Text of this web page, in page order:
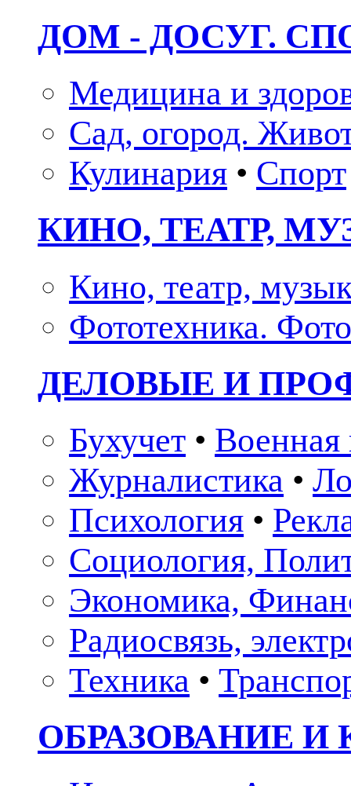
ДОМ - ДОСУГ.
Медицина и
Сад, огород.
Кулинария • Спорт
КИНО, ТЕАТР,
Кино, театр,
Фототехника.
ДЕЛОВЫЕ И
Бухучет • Военная
Журналистика •
Психология •
Социология,
Экономика,
Радиосвязь,
Техника •
ОБРАЗОВАНИЕ И